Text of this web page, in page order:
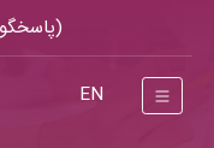
(پاسخگویی
EN